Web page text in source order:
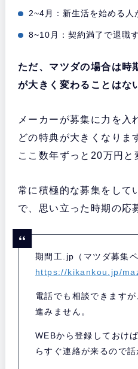
2~4月：新生活を始める人
8~10月：契約満了で退職
ただ、マツダの場合は時
が大きく変わることはな
メーカーが募集に力を入
どの特典が大きくなりま
ここ数年ずっと20万円と
常に積極的な募集をして
で、思い立った時期の応
期間工.jp（マツダ募集ペ
https://kikankou.jp/
電話でも相談できます
進みません。
WEBから登録しておけ
らすぐ連絡が来るので話